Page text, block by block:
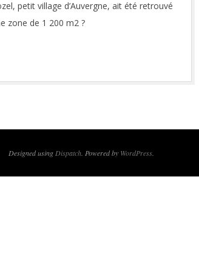
petit village d’Auvergne, ait été retrouvé
zone de 1 200 m2 ?
Designed using Dispatch . Powered by WordPress